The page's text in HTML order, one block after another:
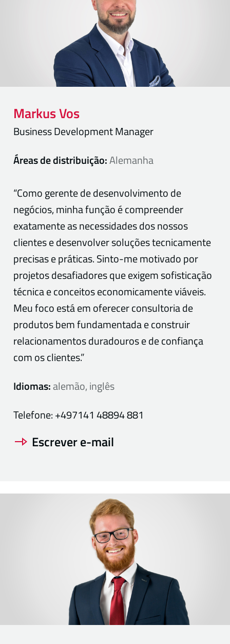
MarkusVos
Business Development Manager
Áreas de distribuição:Alemanha
“Como gerente de desenvolvimento de
negócios, minha função é compreender
exatamente as necessidades dos nossos
clientes e desenvolver soluções tecnicamente
precisas e práticas. Sinto-me motivado por
projetos desafiadores que exigem sofisticação
técnica e conceitos economicamente viáveis.
Meu foco está em oferecer consultoria de
produtos bem fundamentada e construir
relacionamentos duradouros e de confiança
com os clientes.”
Idiomas:alemão, inglês
Telefone:+497141 48894 881
Escrever e-mail